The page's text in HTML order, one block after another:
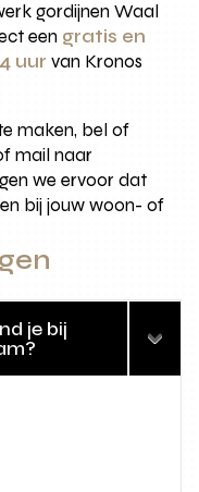
gordijnen Waal
een gratis en
uur van Kronos
maken, bel of
mail naar
we ervoor dat
bij jouw woon- of
je bij